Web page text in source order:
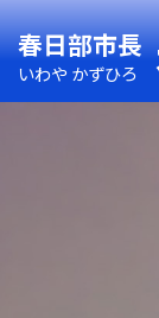
春日部市長
いわや かずひろ